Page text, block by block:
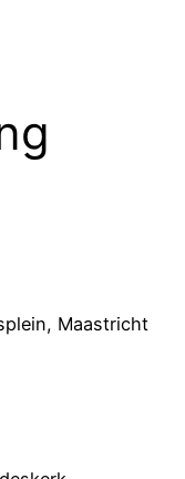
Maastricht